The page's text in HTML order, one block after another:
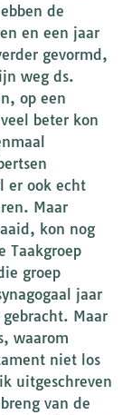
de
en een jaar
gevormd,
weg ds.
op een
beter kon
er ook echt
Maar
kon nog
Taakgroep
groep
jaar
Maar
waarom
niet los
uitgeschreven
van de